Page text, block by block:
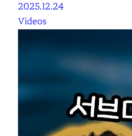
2025.12.24
Videos